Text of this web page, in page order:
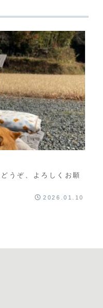
うぞ、よろしくお願
2026.01.10